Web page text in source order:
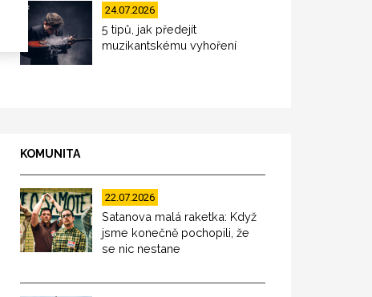
24.07.2026
5 tipů, jak předejít
muzikantskému vyhoření
KOMUNITA
22.07.2026
Satanova malá raketka: Když
jsme konečně pochopili, že
se nic nestane